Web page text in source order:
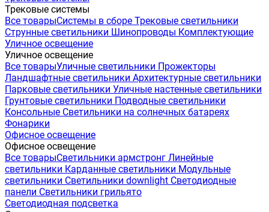
Трековые системы
Все товарыСистемы в сборе Трековые светильники
Струнные светильники Шинопроводы Комплектующие
Уличное освещение
Уличное освещение
Все товарыУличные светильники Прожекторы
Ландшафтные светильники Архитектурные светильники
Парковые светильники Уличные настенные светильники
Грунтовые светильники Подводные светильники
Консольные Светильники на солнечных батареях
Фонарики
Офисное освещение
Офисное освещение
Все товарыСветильники армстронг Линейные
светильники Карданные светильники Модульные
светильники Светильники downlight Светодиодные
панели Светильники грильято
Светодиодная подсветка